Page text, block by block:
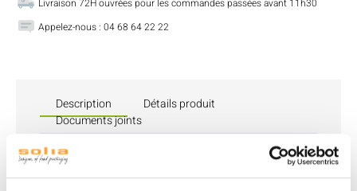
Livraison 72H ouvrées pour les commandes passées avant 11h30
Appelez-nous : 04 68 64 22 22
Description
Détails produit
Documents joints
Plateau Atlas 1/1 pulpe de canne Mappemonde
Plateau de présentation traiteur avec un